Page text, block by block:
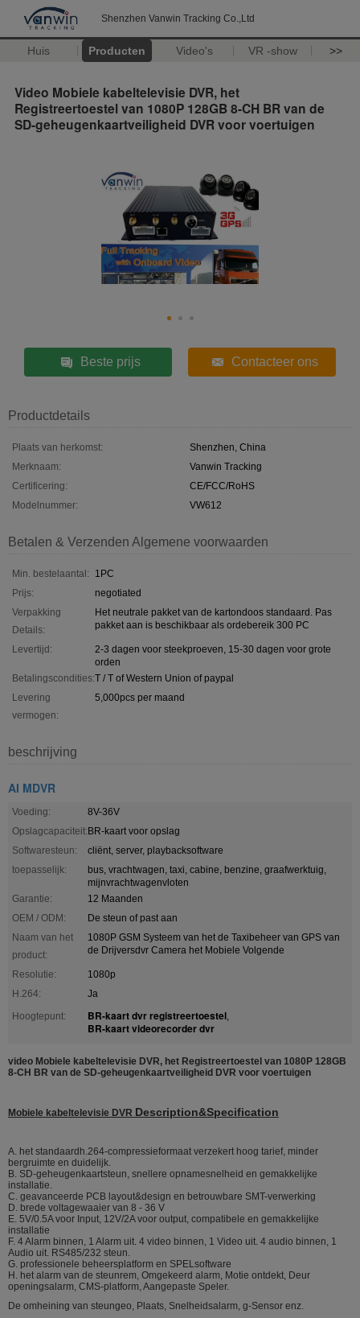
Shenzhen Vanwin Tracking Co.,Ltd
Huis Producten Video's VR -show >>
Video Mobiele kabeltelevisie DVR, het
Registreertoestel van 1080P 128GB 8-CH BR van de
SD-geheugenkaartveiligheid DVR voor voertuigen
Beste prijs Contacteer ons
Productdetails
Plaats van herkomst:
Shenzhen, China
Merknaam:
Vanwin Tracking
Certificering:
CE/FCC/RoHS
Modelnummer:
VW612
Betalen & Verzenden Algemene voorwaarden
Min. bestelaantal:
1PC
Prijs:
negotiated
Verpakking
Details:
Het neutrale pakket van de kartondoos standaard. Pas
pakket aan is beschikbaar als ordebereik 300 PC
Levertijd:
2-3 dagen voor steekproeven, 15-30 dagen voor grote
orden
Betalingscondities:T / T of Western Union of paypal
Levering
vermogen:
5,000pcs per maand
beschrijving
AI MDVR
Voeding:
8V-36V
Opslagcapaciteit:BR-kaart voor opslag
Softwaresteun:
cliënt, server, playbacksoftware
toepasselijk:
bus, vrachtwagen, taxi, cabine, benzine, graafwerktuig,
mijnvrachtwagenvloten
Garantie:
12 Maanden
OEM / ODM:
De steun of past aan
Naam van het
product:
1080P GSM Systeem van het de Taxibeheer van GPS van
de Drijversdvr Camera het Mobiele Volgende
Resolutie:
1080p
H.264:
Ja
Hoogtepunt:
BR-kaart dvr registreertoestel,
BR-kaart videorecorder dvr
video Mobiele kabeltelevisie DVR, het Registreertoestel van 1080P 128GB
8-CH BR van de SD-geheugenkaartveiligheid DVR voor voertuigen
Mobiele kabeltelevisie DVR Description&Specification
A. het standaardh.264-compressieformaat verzekert hoog tarief, minder
bergruimte en duidelijk.
B. SD-geheugenkaartsteun, snellere opnamesnelheid en gemakkelijke
installatie.
C. geavanceerde PCB layout&design en betrouwbare SMT-verwerking
D. brede voltagewaaier van 8 - 36 V
E. 5V/0.5A voor Input, 12V/2A voor output, compatibele en gemakkelijke
installatie
F. 4 Alarm binnen, 1 Alarm uit. 4 video binnen, 1 Video uit. 4 audio binnen, 1
Audio uit. RS485/232 steun.
G. professionele beheersplatform en SPELsoftware
H. het alarm van de steunrem, Omgekeerd alarm, Motie ontdekt, Deur
openingsalarm, CMS-platform, Aangepaste Speler.
De omheining van steungeo, Plaats, Snelheidsalarm, g-Sensor enz.